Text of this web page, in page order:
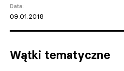
Data:
09.01.2018
Wątki tematyczne